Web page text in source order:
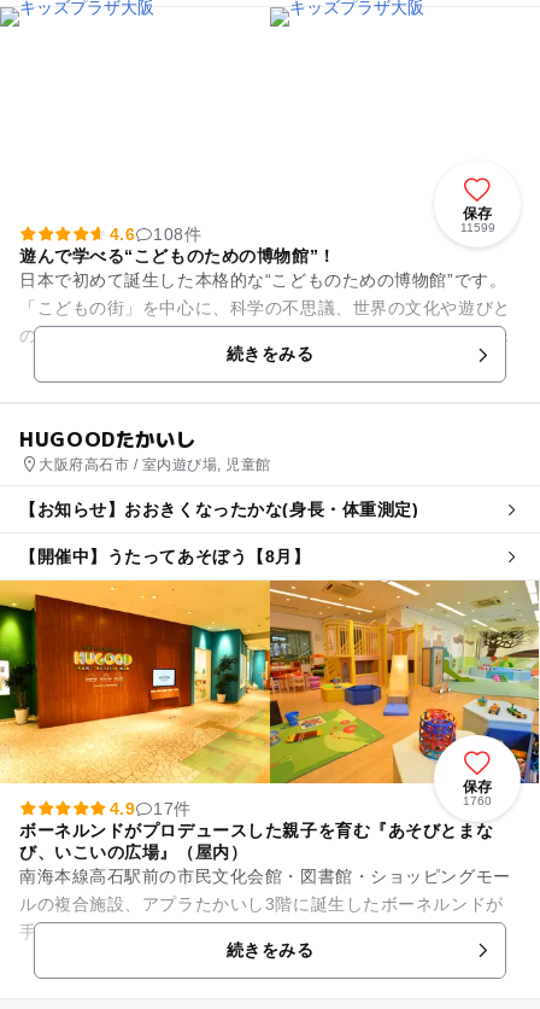
保存
11599
4.6
108件
遊んで学べる“こどものための博物館”！
日本で初めて誕生した本格的な“こどものための博物館”です。
「こどもの街」を中心に、科学の不思議、世界の文化や遊びと
の出会い等、遊びながら学べる展示物やいろいろなものづくり
続きをみる
HUGOODたかいし
大阪府高石市 / 室内遊び場, 児童館
【お知らせ】おおきくなったかな(身長・体重測定)
【開催中】うたってあそぼう【8月】
保存
1760
4.9
17件
ボーネルンドがプロデュースした親子を育む『あそびとまな
び、いこいの広場』（屋内）
南海本線高石駅前の市民文化会館・図書館・ショッピングモー
ルの複合施設、アプラたかいし3階に誕生したボーネルンドが
手掛ける『HUGOOD（ハグッド）』 毎日づかいができる子育
続きをみる